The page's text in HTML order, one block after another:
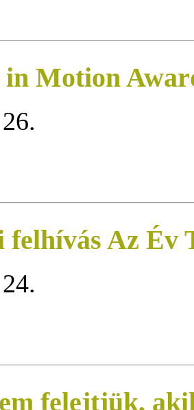
in Motion
felhívás Az Év
felejtjük,